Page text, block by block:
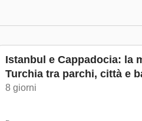
Istanbul e Cappadocia: la
Turchia tra parchi, città e
8 giorni